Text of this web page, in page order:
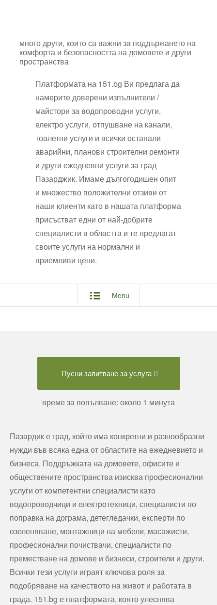
много други, които са важни за поддържането на
комфорта и безопасността на домовете и други
пространства
Платформата на 151.bg Ви предлага да
намерите доверени изпълнители /
майстори заводопроводни услуги,
електро услуги, отпушваненаканали,
тоалетни услуги и всички останали
аварийни, планови строителни ремонти
и други ежедневни услуги за град
Пазарджик. Имамедългогодишен опит
и множество положителни отзиви от
наши клиенти като в нашата платформа
присъстват едни от най-добрите
специалисти в областта и те предлагат
своите услуги на нормални и
приемливи цени.
Menu
Пусни запитване за услуга
време за попълване: около 1 минута
Пазардик е град, който има конкретни и разнообразни
нужди във всяка една от областите на ежедневието и
бизнеса. Поддръжката на домовете, офисите и
обществените пространства изисква професионални
услуги от компетентни специалисти като
водопроводчици и електротехници, специалисти по
поправка на дограма, детегледачки, експерти по
озеленяване, монтажници на мебели, масажисти,
професионални почиствачи, специалисти по
преместване на домове и бизнеси, строители и други.
Всички тези услуги играят ключова роля за
подобряване на качеството на живот и работата в
града. 151.bg е платформата, която улеснява